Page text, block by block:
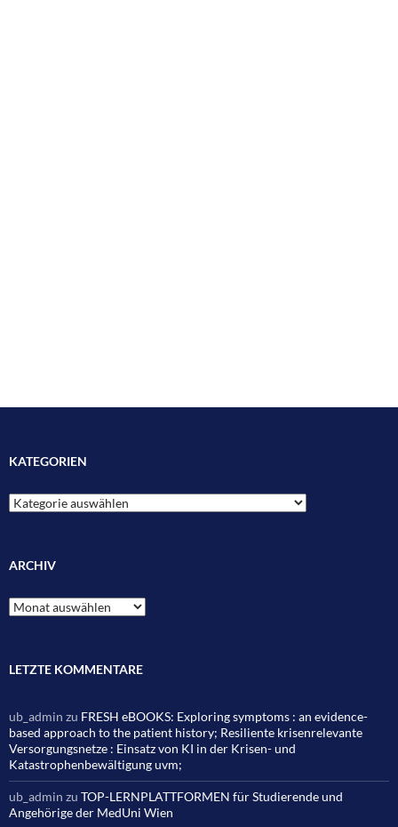
KATEGORIEN
Kategorien
ARCHIV
Archiv
LETZTE KOMMENTARE
ub_admin zu FRESH eBOOKS: Exploring symptoms : an evidence-
based approach to the patient history; Resiliente krisenrelevante
Versorgungsnetze : Einsatz von KI in der Krisen- und
Katastrophenbewältigung uvm;
ub_admin zu TOP-LERNPLATTFORMEN für Studierende und
Angehörige der MedUni Wien